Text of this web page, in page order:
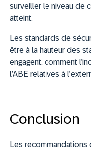
surveiller le niveau de
atteint.
Les standards de
être à la hauteur des
engagent, comment
l’ABE relatives à
Conclusion
Les recommandations